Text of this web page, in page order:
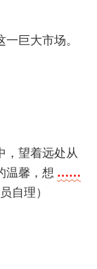
巨大市场。
，望着远处从
温馨，想 ……
自理）